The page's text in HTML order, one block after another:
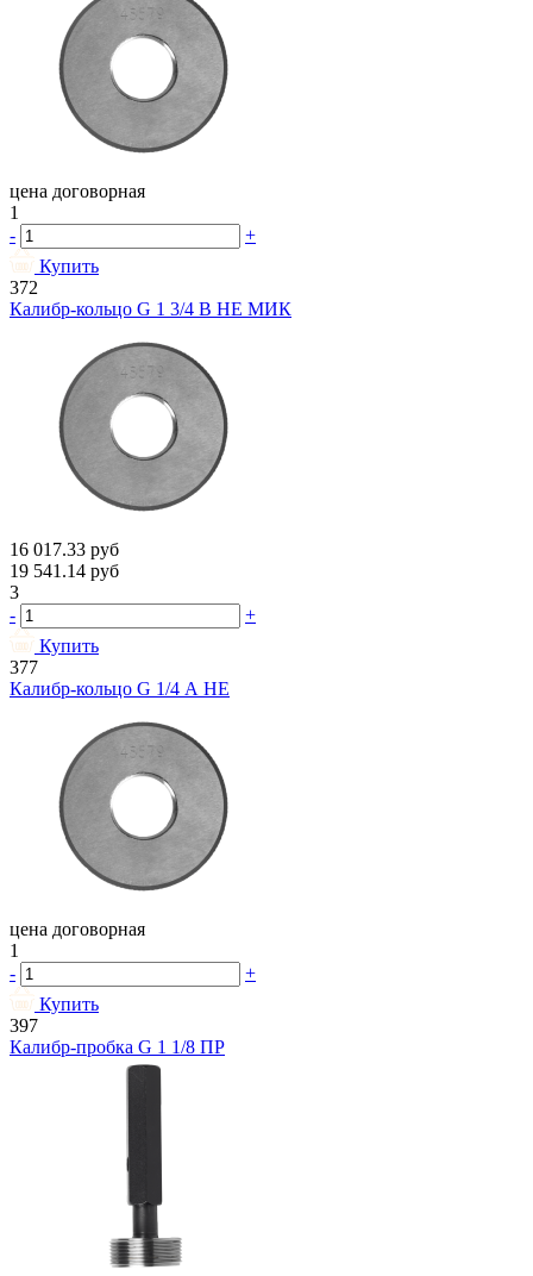
цена договорная
1
-
+
Купить
372
Калибр-кольцо G 1 3/4 В НЕ МИК
16 017.33 руб
19 541.14 руб
3
-
+
Купить
377
Калибр-кольцо G 1/4 А НЕ
цена договорная
1
-
+
Купить
397
Калибр-пробка G 1 1/8 ПР